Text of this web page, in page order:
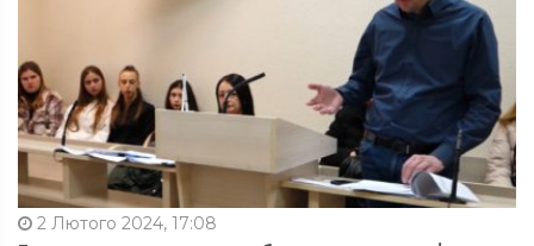
2 Лютого 2024, 17:08